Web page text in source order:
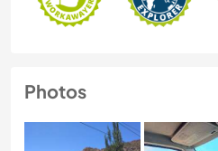
Photos